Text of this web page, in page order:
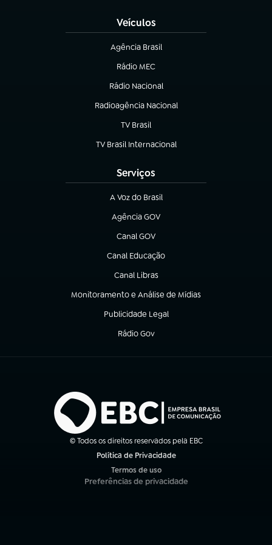
Veículos
Agência Brasil
(abre em nova aba)
Rádio MEC
(abre em nova aba)
Rádio Nacional
Radioagência Nacional
(abre em nova aba)
TV Brasil
(abre em nova aba)
TV Brasil Internacional
(abre em nova aba)
Serviços
A Voz do Brasil
(abre em nova aba)
Agência GOV
(abre em nova aba)
Canal GOV
(abre em nova aba)
Canal Educação
(abre em nova aba)
Canal Libras
(abre em nova aba)
Monitoramento e Análise de Mídias
(abre em nova aba)
Publicidade Legal
(abre em nova aba)
Rádio Gov
(abre em nova aba)
© Todos os direitos reservados pela EBC
Política de Privacidade
Termos de uso
(abre em nova aba)
Preferências de privacidade